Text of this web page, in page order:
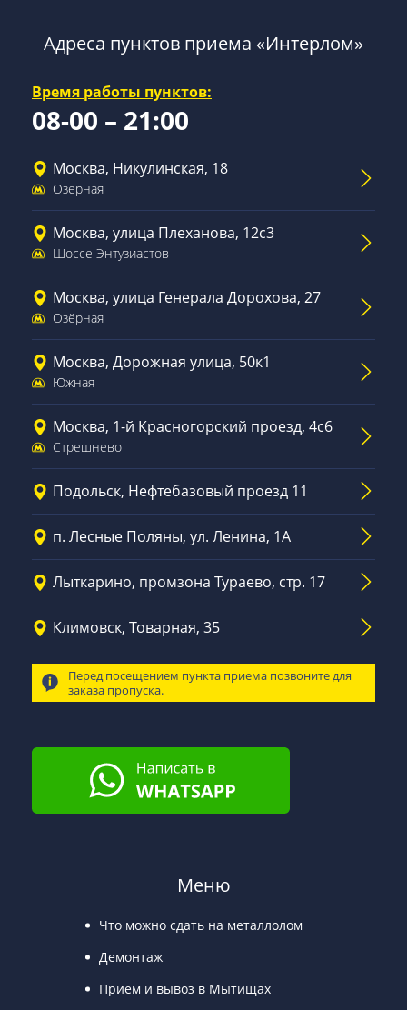
Адреса пунктов приема «Интерлом»
Время работы пунктов:
08-00 – 21:00
Москва, Никулинская, 18
Озёрная
Москва, улица Плеханова, 12с3
Шоссе Энтузиастов
Москва, улица Генерала Дорохова, 27
Озёрная
Москва, Дорожная улица, 50к1
Южная
Москва, 1-й Красногорский проезд, 4с6
Стрешнево
Подольск, Нефтебазовый проезд 11
п. Лесные Поляны, ул. Ленина, 1А
Лыткарино, промзона Тураево, стр. 17
Климовск, Товарная, 35
Перед посещением пункта приема позвоните для
заказа пропуска.
Меню
Что можно сдать на металлолом
Демонтаж
Прием и вывоз в Мытищах